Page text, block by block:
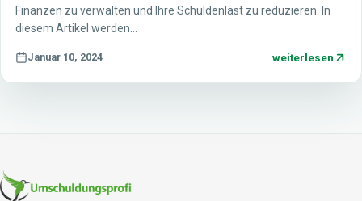
Finanzen zu verwalten und Ihre Schuldenlast zu reduzieren. In
diesem Artikel werden…
Januar 10, 2024 weiterlesen